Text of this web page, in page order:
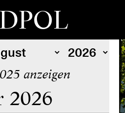
anzeigen
2026